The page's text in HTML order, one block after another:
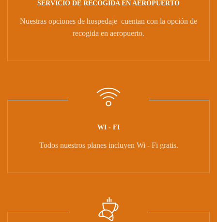
SERVICIO DE RECOGIDA EN AEROPUERTO
Nuestras opciones de hospedaje cuentan con la opción de
recogida en aeropuerto.
WI - FI
Todos nuestros planes incluyen Wi - Fi gratis.